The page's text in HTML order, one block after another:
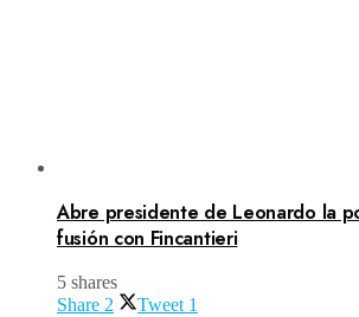
Abre presidente de Leonardo la
fusión con Fincantieri
5 shares
Share 2 Tweet 1